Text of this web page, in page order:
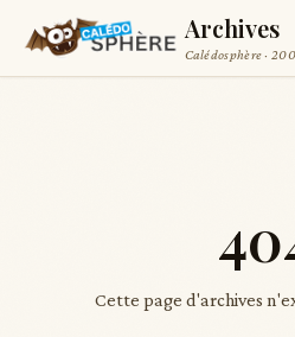
Archives
Calédosphère ·
Cette page d'archives